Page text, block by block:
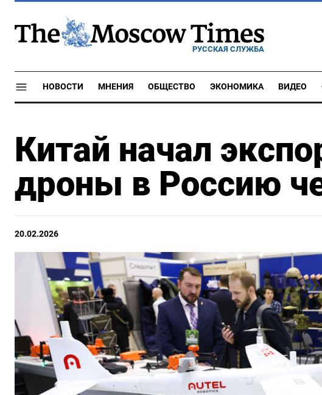
РУССКАЯ СЛУЖБА
НОВОСТИ МНЕНИЯ ОБЩЕСТВО ЭКОНОМИКА ВИДЕО
Китай начал
дроны в Россию
20.02.2026